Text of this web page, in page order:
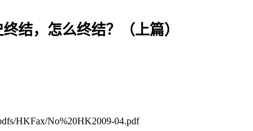
结，怎么终结？（上篇）
HKFax/No%20HK2009-04.pdf